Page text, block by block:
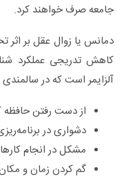
جامعه صرف خواهند کرد.
دمانس یا زوال عقل بر
کاهش تدریجی عملکرد
آلزایمر است که در
از دست رفتن
دشواری در
مشکل در انجام
گم کردن زمان و